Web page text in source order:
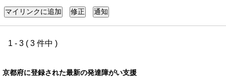
1 - 3 ( 3 件中 )
京都府に登録された最新の発達障がい支援